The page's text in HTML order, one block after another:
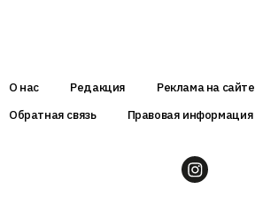
О нас Редакция
Реклама на сайте
Обратная связь
Правовая информация